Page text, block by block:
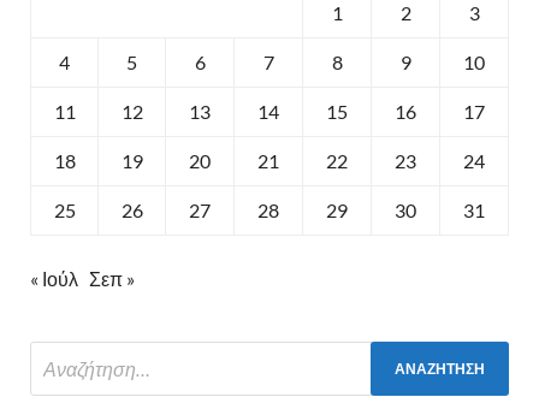
1 2 3
4 5 6 7 8 9 10
11 12 13 14 15 16 17
18 19 20 21 22 23 24
25 26 27 28 29 30 31
« Ιούλ Σεπ »